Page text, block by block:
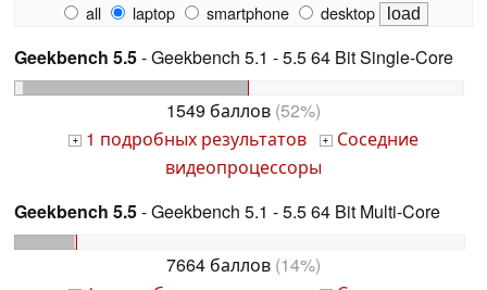
all
laptop smartphone desktop
Geekbench 5.5- Geekbench 5.1 - 5.5 64 Bit Single-Core
1549 баллов (52%)
+ 1 подробных результатов + Соседние
видеопроцессоры
Geekbench 5.5- Geekbench 5.1 - 5.5 64 Bit Multi-Core
7664 баллов (14%)